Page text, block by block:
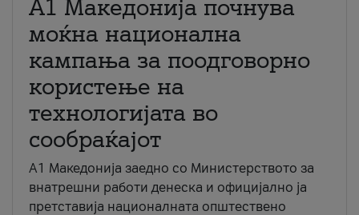
A1 Македонија почнува
моќна национална
кампања за поодговорно
користење на
технологијата во
сообраќајот
A1 Македонија заедно со Министерството за
внатрешни работи денеска и официјално ја
претставија националната општествено